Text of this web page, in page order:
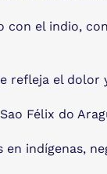
con el indio,
refleja el dolor
Félix do
indígenas,